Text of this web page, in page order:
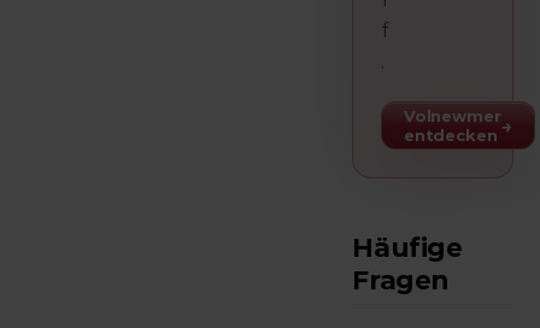
f
.
Volnewmer
entdecken →
Häufige
Fragen